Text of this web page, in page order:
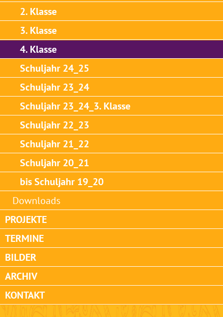
2. Klasse
3. Klasse
4. Klasse
Schuljahr 24_25
Schuljahr 23_24
Schuljahr 23_24_3. Klasse
Schuljahr 22_23
Schuljahr 21_22
Schuljahr 20_21
bis Schuljahr 19_20
Downloads
PROJEKTE
TERMINE
BILDER
ARCHIV
KONTAKT